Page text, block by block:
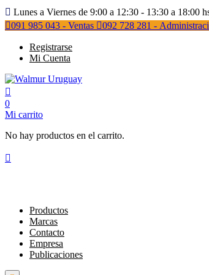
Lunes a Viernes de 9:00 a 12:30 - 13:30 a 18:00
091 985 043 - Ventas
092 728 281 -
Registrarse
Mi Cuenta
0
Mi carrito
No hay productos en el carrito.
Productos
Marcas
Contacto
Empresa
Publicaciones